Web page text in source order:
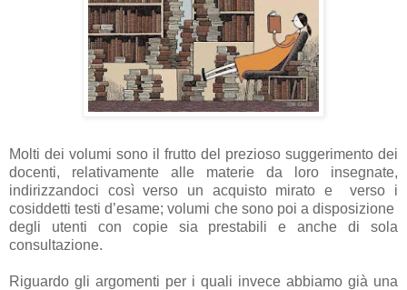
Molti dei volumi sono il frutto del prezioso suggerimento dei
docenti, relativamente alle materie da loro insegnate,
indirizzandoci così verso un acquisto mirato e verso i
cosiddetti testi d’esame; volumi che sono poi a disposizione
degli utenti con copie sia prestabili e anche di sola
consultazione.
Riguardo gli argomenti per i quali invece abbiamo già una